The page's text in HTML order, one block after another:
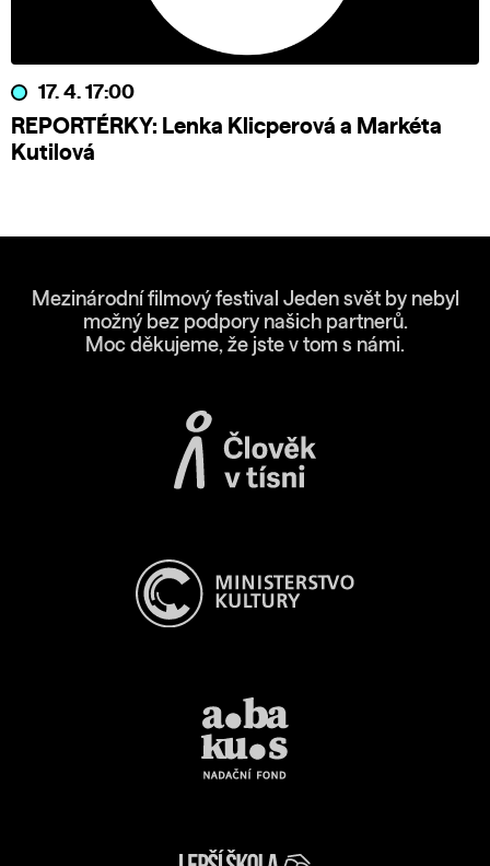
17. 4. 17:00
REPORTÉRKY: Lenka Klicperová a Markéta
Kutilová
Mezinárodní filmový festival Jeden svět by nebyl
možný bez podpory našich partnerů.
Moc děkujeme, že jste v tom s námi.